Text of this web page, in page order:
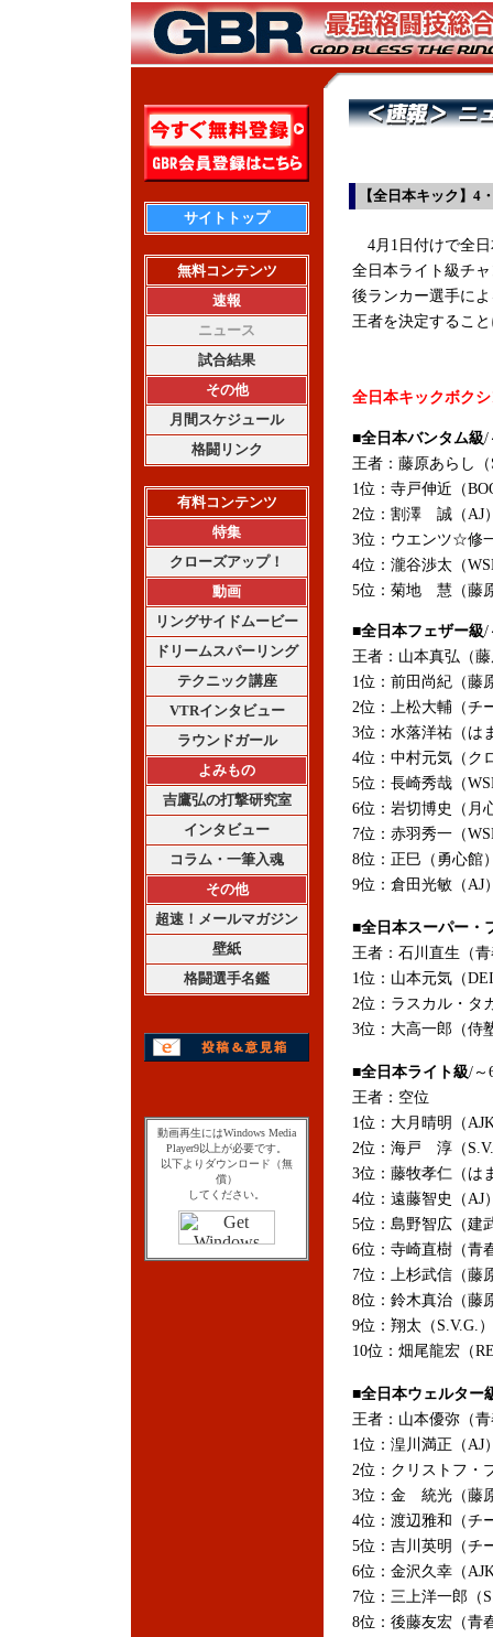
サイトトップ
無料コンテンツ
速報
ニュース
試合結果
その他
月間スケジュール
格闘リンク
有料コンテンツ
特集
クローズアップ！
動画
リングサイドムービー
ドリームスパーリング
テクニック講座
VTRインタビュー
ラウンドガール
よみもの
吉鷹弘の打撃研究室
インタビュー
コラム・一筆入魂
その他
超速！メールマガジン
壁紙
格闘選手名鑑
動画再生にはWindows Media
Player9以上が必要です。
以下よりダウンロード（無
償）
してください。
【全日本キック】4
4月1日付けで全日
全日本ライト級チ
後ランカー選手に
王者を決定するこ
全日本キックボク
■全日本バンタム級/
王者：藤原あらし
1位：寺戸伸近（
2位：割澤 誠（AJ
3位：ウエンツ☆修
4位：瀧谷渉太（
5位：菊地 慧（藤
■全日本フェザー級/
王者：山本真弘（
1位：前田尚紀（藤
2位：上松大輔（チ
3位：水落洋祐（は
4位：中村元気（ク
5位：長崎秀哉（
6位：岩切博史（月
7位：赤羽秀一（
8位：正巳（勇心館
9位：倉田光敏（AJ
■全日本スーパー・
王者：石川直生（
1位：山本元気（
2位：ラスカル・タ
3位：大高一郎（侍
■全日本ライト級/～
王者：空位
1位：大月晴明（
2位：海戸 淳（
3位：藤牧孝仁（は
4位：遠藤智史（AJ
5位：島野智広（建
6位：寺崎直樹（青
7位：上杉武信（藤
8位：鈴木真治（藤
9位：翔太（S.V.G.
10位：畑尾龍宏（
■全日本ウェルター
王者：山本優弥（
1位：湟川満正（AJ
2位：クリストフ・
3位：金 統光（藤
4位：渡辺雅和（チ
5位：吉川英明（チ
6位：金沢久幸（
7位：三上洋一郎（
8位：後藤友宏（青